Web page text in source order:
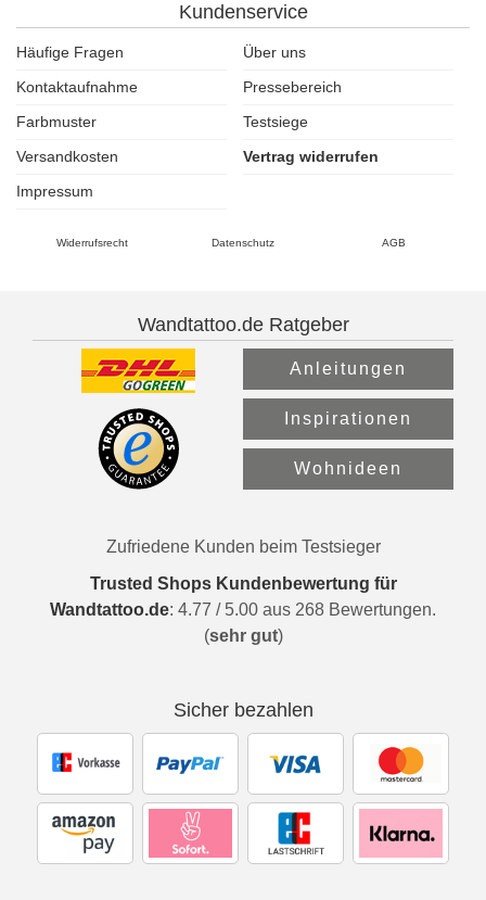
Kundenservice
Häufige Fragen
Über uns
Kontaktaufnahme
Pressebereich
Farbmuster
Testsiege
Versandkosten
Vertrag widerrufen
Impressum
Widerrufsrecht Datenschutz AGB
Wandtattoo.de Ratgeber
Anleitungen
Inspirationen
Wohnideen
Zufriedene Kunden beim Testsieger
Trusted Shops Kundenbewertung für
Wandtattoo.de: 4.77 / 5.00 aus 268 Bewertungen.
(sehr gut)
Sicher bezahlen